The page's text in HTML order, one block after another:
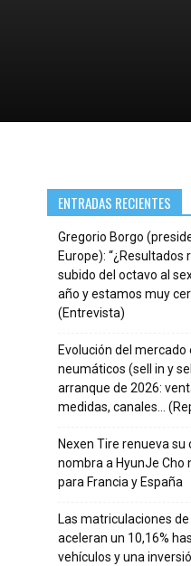
ENTRADAS RECIENTES
Gregorio Borgo
Europe):
subido del octavo al
año y estamos muy
(Entrevista)
Evolución del mercado
neumáticos (sell in y
arranque de 2026:
medidas, canales…
Nexen Tire renueva su
nombra a HyunJe Cho
para Francia y España
Las matriculaciones
aceleran un 10,16%
vehículos y una